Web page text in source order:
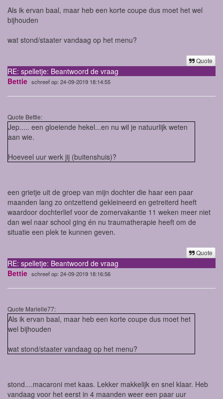
Als ik ervan baal, maar heb een korte coupe dus moet het wel
bijhouden
wat stond/staater vandaag op het menu?
Quote
RE: spelletje: Beantwoord de vraag
Bettie schreef op: 24-09-2019 18:14:55
Quote Bettie:
Jep..... een gloeiende hekel...en nu wil je natuurlijk weten
aan wie.
Hoeveel uur werk jij (buitenshuis)?
een grietje uit de groep van mijn dochter die haar een paar
maanden lang zo ontzettend gekleineerd en getreiterd heeft
waardoor dochterlief voor de zomervakantie 11 weken meer niet
dan wel naar school ging én nu traumatherapie heeft om de
situatie een plek te kunnen geven.
Quote
RE: spelletje: Beantwoord de vraag
Bettie schreef op: 24-09-2019 18:16:56
Quote Marielle77:
Als ik ervan baal, maar heb een korte coupe dus moet het
wel bijhouden
wat stond/staater vandaag op het menu?
stond....macaroni met kaas. Lekker makkelijk en snel klaar. Heb
vandaag voor het eerst in 4 maanden weer een paar uur